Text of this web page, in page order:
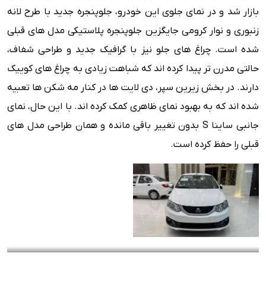
بازار شد و در نمای جلوی این خودرو، جلوپنجره جدید با طرح لانه
زنبوری و نوار کرومی جایگزین جلوپنجره پلاستیکی مدل های قبلی
شده است. چراغ های جلو نیز با گرافیک جدید و طراحی شفاف،
حالتی مدرن تر پیدا کرده اند که شباهت زیادی به چراغ های کوییک
دارند. در بخش زیرین سپر، دی لایت ها در کنار مه شکن ها تعبیه
شده اند که به بهبود نمای ظاهری کمک کرده اند. با این حال، نمای
جانبی ساینا S بدون تغییر باقی مانده و همان طراحی مدل های
قبلی را حفظ کرده است.